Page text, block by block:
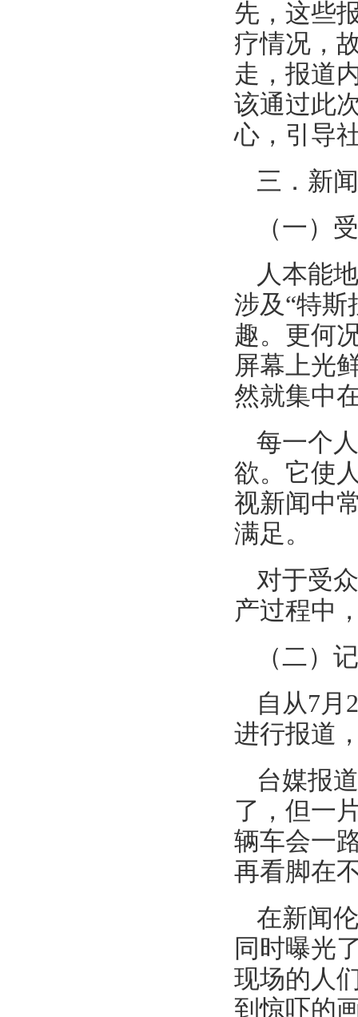
先，这些
疗情况，
走，报道
该通过此
心，引导
三．新
（一）
人本能
涉及“特斯
趣。更何
屏幕上光
然就集中
每一个
欲。它使
视新闻中
满足。
对于受
产过程中
（二）
自从7月
进行报道
台媒报
了，但一
辆车会一
再看脚在
在新闻
同时曝光
现场的人
到惊吓的